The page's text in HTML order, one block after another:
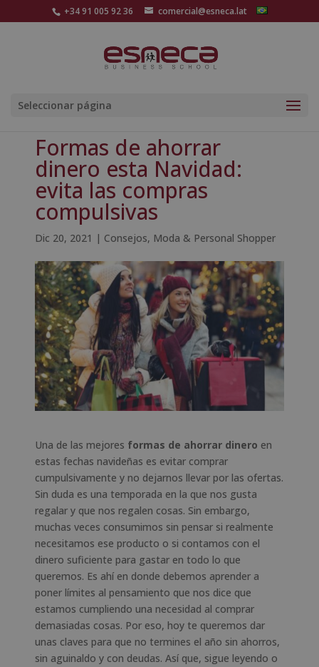
+34 91 005 92 36 comercial@esneca.lat
Seleccionar página
Formas de ahorrar
dinero esta Navidad:
evita las compras
compulsivas
Dic 20, 2021 | Consejos, Moda & Personal Shopper
Una de las mejores formas de ahorrar dinero en
estas fechas navideñas es evitar comprar
cumpulsivamente y no dejarnos llevar por las ofertas.
Sin duda es una temporada en la que nos gusta
regalar y que nos regalen cosas. Sin embargo,
muchas veces consumimos sin pensar si realmente
necesitamos ese producto o si contamos con el
dinero suficiente para gastar en todo lo que
queremos. Es ahí en donde debemos aprender a
poner límites al pensamiento que nos dice que
estamos cumpliendo una necesidad al comprar
demasiadas cosas. Por eso, hoy te queremos dar
unas claves para que no termines el año sin ahorros,
sin aguinaldo y con deudas. Así que, sigue leyendo o